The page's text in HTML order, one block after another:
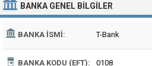
BANKA GENEL BILGILER
BANKA İSMI: T-Bank
BANKA KODU (EFT): 0108